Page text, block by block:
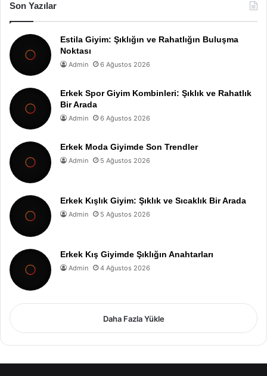
Son Yazılar
Estila Giyim: Şıklığın ve Rahatlığın Buluşma
Noktası
Admin 6 Ağustos 2026
Erkek Spor Giyim Kombinleri: Şıklık ve Rahatlık
Bir Arada
Admin 6 Ağustos 2026
Erkek Moda Giyimde Son Trendler
Admin 5 Ağustos 2026
Erkek Kışlık Giyim: Şıklık ve Sıcaklık Bir Arada
Admin 5 Ağustos 2026
Erkek Kış Giyimde Şıklığın Anahtarları
Admin 4 Ağustos 2026
Daha Fazla Yükle